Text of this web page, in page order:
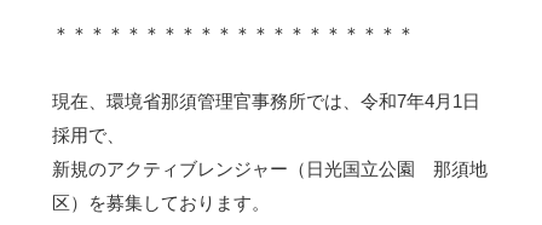
＊＊＊＊＊＊＊＊＊＊＊＊＊＊＊＊＊＊＊＊
現在、環境省那須管理官事務所では、令和7年4月1日
採用で、
新規のアクティブレンジャー（日光国立公園 那須地
区）を募集しております。